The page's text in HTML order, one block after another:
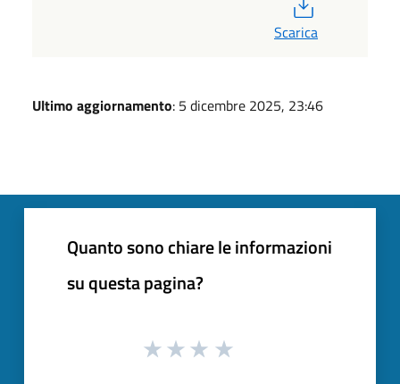
Scarica
Ultimo aggiornamento: 5 dicembre 2025, 23:46
Quanto sono chiare le informazioni
su questa pagina?